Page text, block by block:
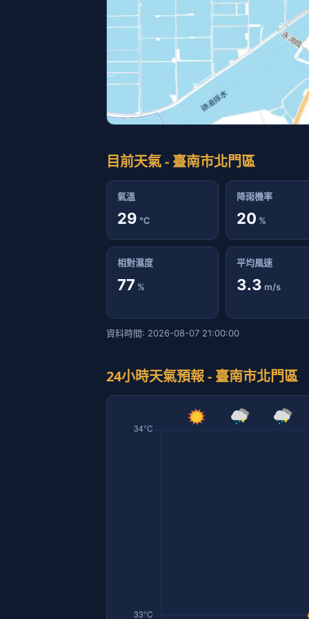
24小時天氣預報 - 臺南市北門區